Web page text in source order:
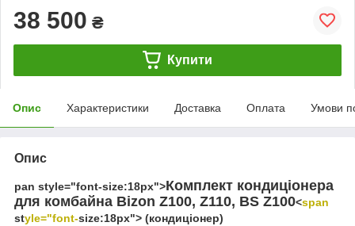
38 500 ₴
Купити
Опис Характеристики Доставка Оплата Умови
Опис
pan style="font-size:18px">Комплект кондиціонера
для комбайна Bizon Z100, Z110, BS Z100<span
style="font-size:18px"> (кондиціонер)